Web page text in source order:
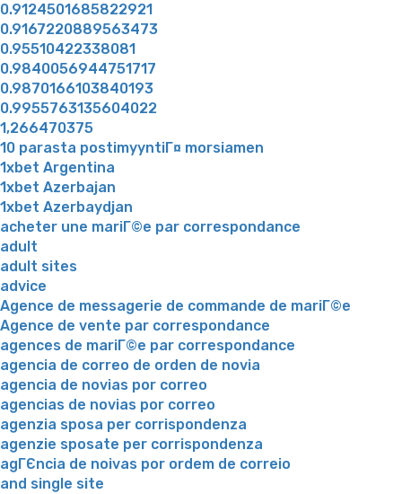
0.9124501685822921
0.9167220889563473
0.95510422338081
0.9840056944751717
0.9870166103840193
0.9955763135604022
1,266470375
10 parasta postimyyntiГ¤ morsiamen
1xbet Argentina
1xbet Azerbajan
1xbet Azerbaydjan
acheter une mariГ©e par correspondance
adult
adult sites
advice
Agence de messagerie de commande de mariГ©e
Agence de vente par correspondance
agences de mariГ©e par correspondance
agencia de correo de orden de novia
agencia de novias por correo
agencias de novias por correo
agenzia sposa per corrispondenza
agenzie sposate per corrispondenza
agГЄncia de noivas por ordem de correio
and single site